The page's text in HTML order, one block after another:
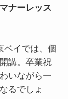
ナーレッス
ベイでは、個
講。卒業祝
いながら一
るでしょ